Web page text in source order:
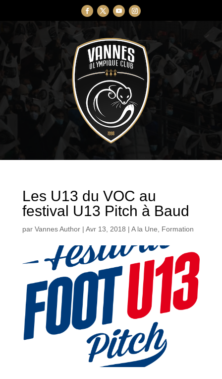
Les U13 du VOC au
festival U13 Pitch à Baud
par Vannes Author| Avr 13, 2018 | A la Une, Formation